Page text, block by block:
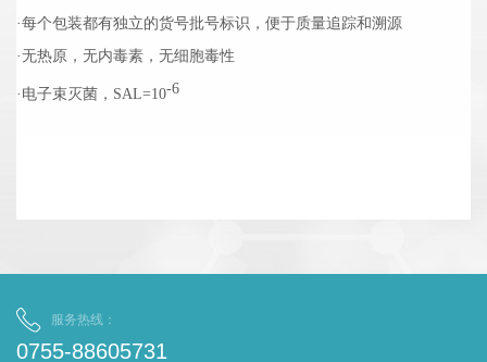
·每个包装都有独立的货号批号标识，便于质量追踪和溯源
·无热原，无内毒素，无细胞毒性
· 电子束灭菌，SAL=10-6
服务热线：
0755-88605731